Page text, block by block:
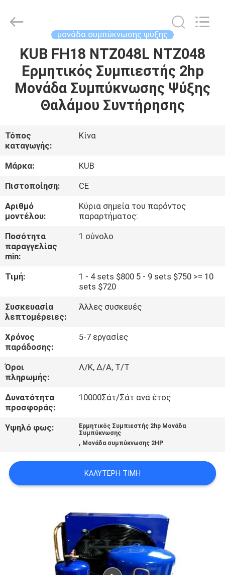
ΣΠΊΤΙ
ΠΡΟΪΌΝΤΑ
VR
ΠΕΡΊΠΟΥ
ΕΜΕΊΣ
ΓΎΡΟΣ
ΕΡΓΟΣΤΑΣΊΩΝ
ΈΛΕΓΧΟΣ
ΜΑΣ
ΕΛΆΤΕ
ΣΕ
ΕΠΑΦΉ
ΜΕ
ΖΗΤΉΣΤΕ
ΈΝΑ
ΑΠΌΣΠΑΣΜΑ
SITEMAP
ΠΟΛΙΤΙΚΉ
ΑΠΟΡΡΉΤΟΥ
Reserved.
μονάδα συμπύκνωσης ψύξης
KUB FH18 NTZ048L NTZ048
Ερμητικός Συμπιεστής 2hp
Μονάδα Συμπύκνωσης Ψύξης
Θαλάμου Συντήρησης
Τόπος
καταγωγής:
Κίνα
Μάρκα:
KUB
Πιστοποίηση:
CE
Αριθμό
μοντέλου:
Κύρια σημεία του παρόντος
παραρτήματος:
Ποσότητα
παραγγελίας
min:
1 σύνολο
Τιμή:
1 - 4 sets $800 5 - 9 sets $750 >= 10
sets $720
Συσκευασία
λεπτομέρειες:
Άλλες συσκευές
Χρόνος
παράδοσης:
5-7 εργασίες
Όροι
πληρωμής:
Λ/Κ, Δ/Α, Τ/Τ
Δυνατότητα
προσφοράς:
10000Σάτ/Σάτ ανά έτος
Υψηλό φως:
Ερμητικός Συμπιεστής 2hp Μονάδα
Συμπύκνωσης
, Μονάδα συμπύκνωσης 2HP
ΚΑΛΎΤΕΡΗ ΤΙΜΉ